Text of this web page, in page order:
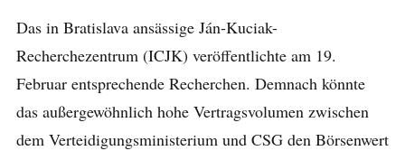
Das in Bratislava ansässige Ján-Kuciak-
Recherchezentrum (ICJK) veröffentlichte am 19.
Februar entsprechende Recherchen. Demnach könnte
das außergewöhnlich hohe Vertragsvolumen zwischen
dem Verteidigungsministerium und CSG den Börsenwert